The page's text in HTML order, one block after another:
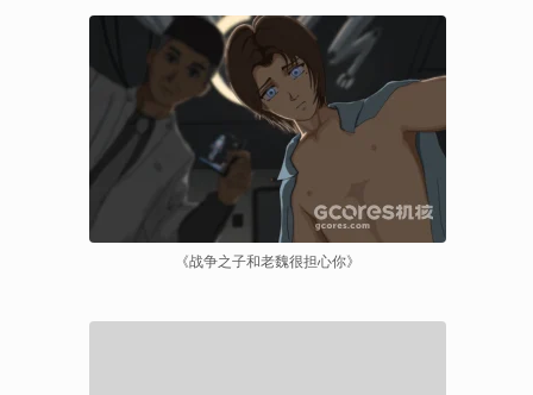
《战争之子和老魏很担心你》